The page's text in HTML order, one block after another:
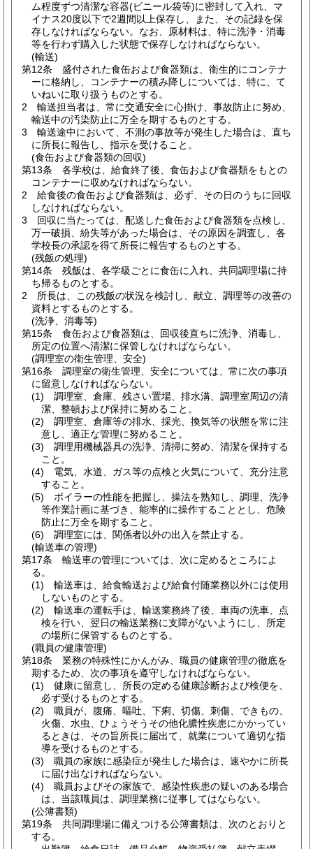
ム程度ずつ清潔な容器(ビニール袋等)に密封して入れ、マ
イナス20度以下で2週間以上保存し、また、その記録を保
存しなければならない。 なお、原材料は、特に洗浄・消毒
等を行わず購入した状態で保存しなければならない。
(輸送)
第12条
盛付された食缶および食器類は、衛生的にコンテナ
ーに格納し、コンテナーの積み降しについては、特に、て
いねいに取り扱うものとする。
2
輸送担当者は、常に交通安全に心掛け、事故防止に努め、
輸送中の汚染防止に万全を期するものとする。
3
輸送途中において、不測の事故等が発生した場合は、直ち
に所長に報告し、指示を受けること。
(食缶および食器類の回収)
第13条
各学校は、給食終了後、食缶および食器類をもとの
コンテナーに収めなければならない。
2
給食後の食缶および食器類は、必ず、その日のうちに回収
しなければならない。
3
回収に当たっては、配送した食缶および食器類を点検し、
万一破損、紛失等があった場合は、その原因を調査し、各
学校長の承認を得て所長に報告するものとする。
(残飯の処理)
第14条
残飯は、各学級ごとに食缶に入れ、共同調理場に持
ち帰るものとする。
2
所長は、この残飯の状況を検討し、献立、調理等の改善の
資料とするものとする。
(洗浄、消毒等)
第15条
食缶および食器類は、回収後直ちに洗浄、消毒し、
所定の位置へ清潔に保管しなければならない。
(調理室の衛生管理、安全)
第16条
調理室の衛生管理、安全については、常に次の事項
に留意しなければならない。
(1)
調理室、倉庫、残さい置場、排水溝、調理室周辺の清
潔、整頓および保持に努めること。
(2)
調理室、倉庫等の排水、採光、換気等の状態を常に注
意し、適正な管理に努めること。
(3)
調理用機械器具の洗浄、清掃に努め、清潔を保持する
こと。
(4)
電気、水道、ガス等の点検と火気について、充分注意
すること。
(5)
ボイラーの性能を把握し、操法を熟知し、調理、洗浄
等作業計画に基づき、能率的に操作することとし、危険
防止に万全を期すること。
(6)
調理室には、関係者以外の出入を禁止する。
(輸送車の管理)
第17条
輸送車の管理については、次に定めるところによ
る。
(1)
輸送車は、給食輸送および給食付随業務以外には使用
しないものとする。
(2)
輸送車の運転手は、輸送業務終了後、車両の洗車、点
検を行い、翌日の輸送業務に支障がないようにし、所定
の場所に保管するものとする。
(職員の健康管理)
第18条
業務の特殊性にかんがみ、職員の健康管理の徹底を
期するため、次の事項を遵守しなければならない。
(1)
健康に留意し、所長の定める健康診断および検便を、
必ず受けるものとする。
(2)
職員が、腹痛、嘔吐、下痢、切傷、刺傷、できもの、
火傷、水虫、ひょうそうその他化膿性疾患にかかってい
るときは、その旨所長に届出て、就業について適切な指
導を受けるものとする。
(3)
職員の家族に感染症が発生した場合は、速やかに所長
に届け出なければならない。
(4)
職員およびその家族で、感染性疾患の疑いのある場合
は、当該職員は、調理業務に従事してはならない。
(公簿書類)
第19条
共同調理場に備えつける公簿書類は、次のとおりと
する。